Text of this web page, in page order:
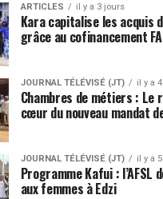
ARTICLES il y a 3 jours
Kara capitalise les acquis
grâce au cofinancement
JOURNAL TÉLÉVISÉ (JT) il y a
Chambres de métiers : Le
cœur du nouveau mandat
JOURNAL TÉLÉVISÉ (JT) il y a
Programme Kafui : l’AFSL
aux femmes à Edzi